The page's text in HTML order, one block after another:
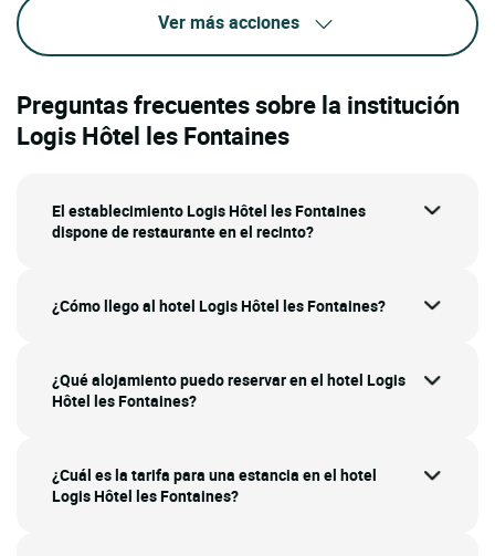
Ver más acciones
Preguntas frecuentes sobre la institución
Logis Hôtel les Fontaines
El establecimiento Logis Hôtel les Fontaines
dispone de restaurante en el recinto?
¿Cómo llego al hotel Logis Hôtel les Fontaines?
¿Qué alojamiento puedo reservar en el hotel Logis
Hôtel les Fontaines?
¿Cuál es la tarifa para una estancia en el hotel
Logis Hôtel les Fontaines?